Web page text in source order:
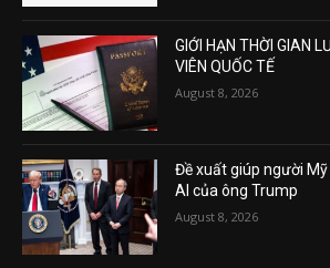
GIỚI HẠN THỜI GIAN
VIÊN QUỐC TẾ
August 8, 2026
Đề xuất giúp người
AI của ông Trump
August 8, 2026